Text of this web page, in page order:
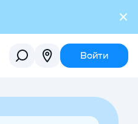
Войти